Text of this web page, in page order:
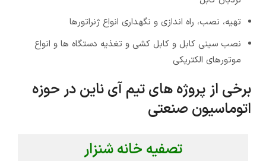
تهیه، نصب، راه اندازي و نگهداري انواع ژنراتورها
نصب سینی کابل و کابل کشی و تغذیه دستگاه ها و انواع
موتورهاي الکتریکی
برخی از پروژه های تیم آی ناین در حوزه
اتوماسیون صنعتی
تصفیه خانه شنزار